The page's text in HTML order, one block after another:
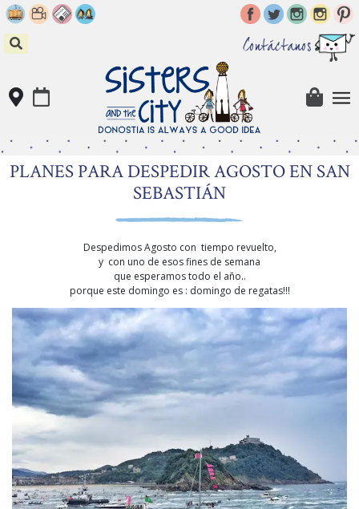
Skip
to
content
Contáctanos
PLANES PARA DESPEDIR AGOSTO EN SAN
SEBASTIÁN
Despedimos Agosto con tiempo revuelto,
y con uno de esos fines de semana
que esperamos todo el año..
porque este domingo es : domingo de regatas!!!